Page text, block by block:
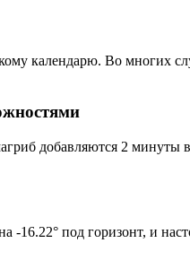
календарю. Во многих
добавляются 2 минуты
-16.22° под горизонт, и